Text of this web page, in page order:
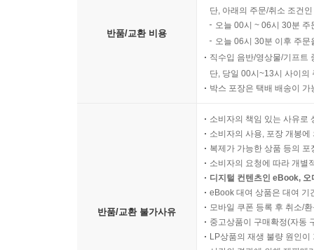
반품/교환 비용
단, 아래의 주문/취소 조건
오늘 00시 ~ 06시 30분
오늘 06시 30분 이후 주
직수입 음반/영상물/기프트
단, 당일 00시~13시 사이의
박스 포장은 택배 배송이
반품/교환 불가사유
소비자의 책임 있는 사유로
소비자의 사용, 포장 개봉
복제가 가능한 상품 등의
소비자의 요청에 따라 개별
디지털 컨텐츠인 eBook,
eBook 대여 상품은 대여 기
모바일 쿠폰 등록 후 취소/
중고상품이 구매확정(자동
LP상품의 재생 불량 원인